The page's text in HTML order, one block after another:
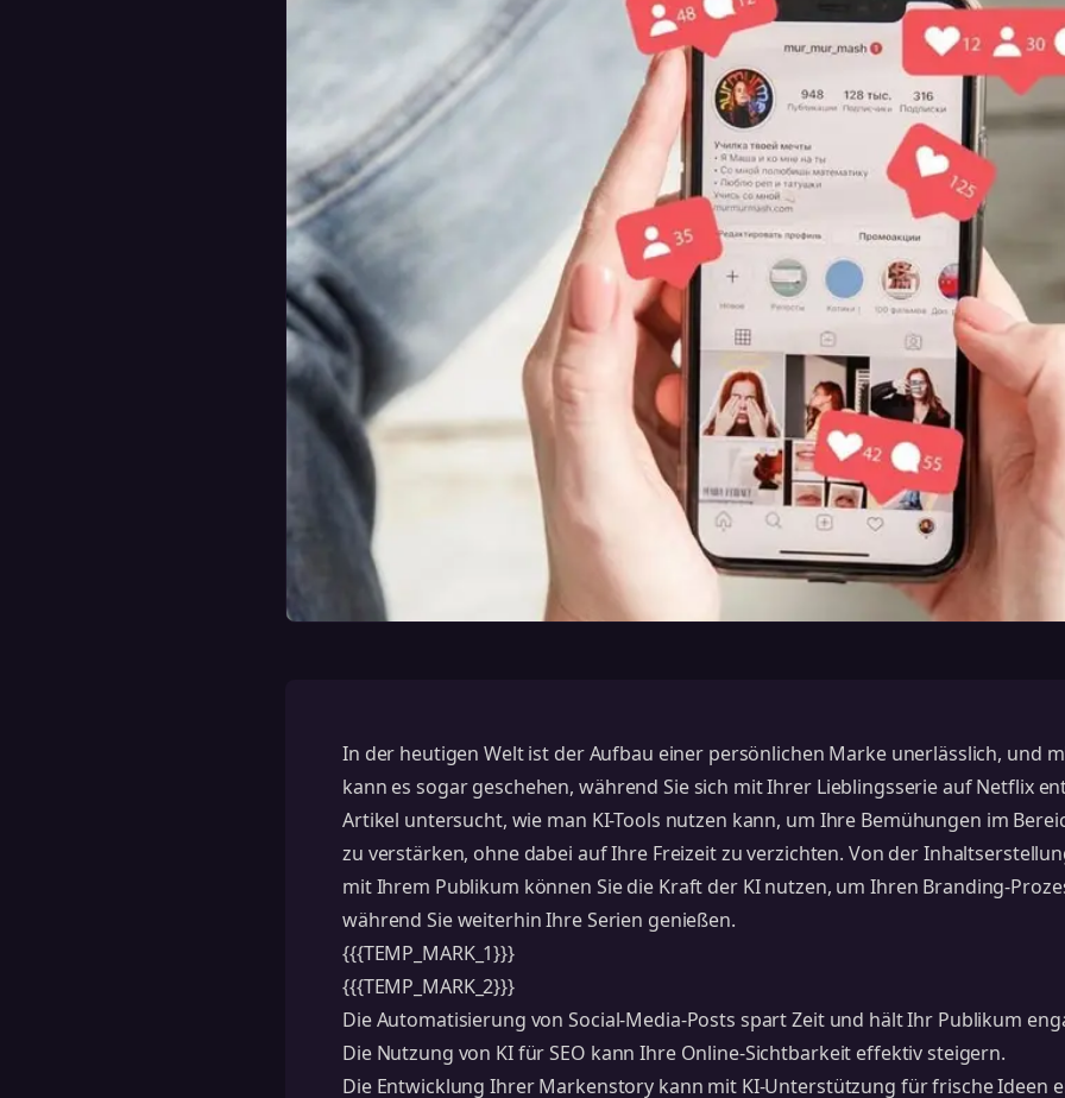
In der heutigen Welt ist der Aufbau einer persönlichen Marke unerlässlich, und
kann es sogar geschehen, während Sie sich mit Ihrer Lieblingsserie auf Netflix
Artikel untersucht, wie man KI-Tools nutzen kann, um Ihre Bemühungen im
zu verstärken, ohne dabei auf Ihre Freizeit zu verzichten. Von der
mit Ihrem Publikum können Sie die Kraft der KI nutzen, um Ihren Branding-
während Sie weiterhin Ihre Serien genießen.
{{{TEMP_MARK_1}}}
{{{TEMP_MARK_2}}}
Die Automatisierung von Social-Media-Posts spart Zeit und hält Ihr Publikum
Die Nutzung von KI für SEO kann Ihre Online-Sichtbarkeit effektiv steigern.
Die Entwicklung Ihrer Markenstory kann mit KI-Unterstützung für frische Ideen